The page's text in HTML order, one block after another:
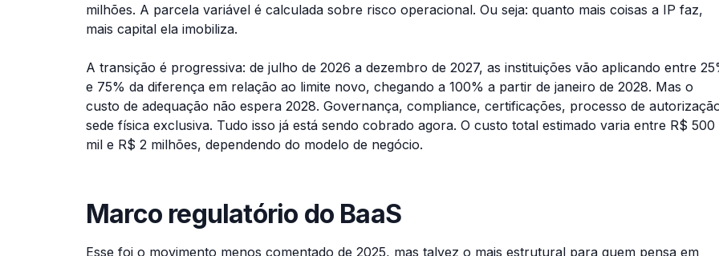
milhões. A parcela variável é calculada sobre risco operacional. Ou seja: quanto mais coisas a IP faz,
mais capital ela imobiliza.
A transição é progressiva: de julho de 2026 a dezembro de 2027, as instituições vão aplicando entre
e 75% da diferença em relação ao limite novo, chegando a 100% a partir de janeiro de 2028. Mas o
custo de adequação não espera 2028. Governança, compliance, certificações, processo de
sede física exclusiva. Tudo isso já está sendo cobrado agora. O custo total estimado varia entre R$ 500
mil e R$ 2 milhões, dependendo do modelo de negócio.
Marco regulatório do BaaS
Esse foi o movimento menos comentado de 2025, mas talvez o mais estrutural para quem pensa em